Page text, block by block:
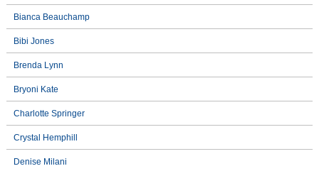
Bianca Beauchamp
Bibi Jones
Brenda Lynn
Bryoni Kate
Charlotte Springer
Crystal Hemphill
Denise Milani